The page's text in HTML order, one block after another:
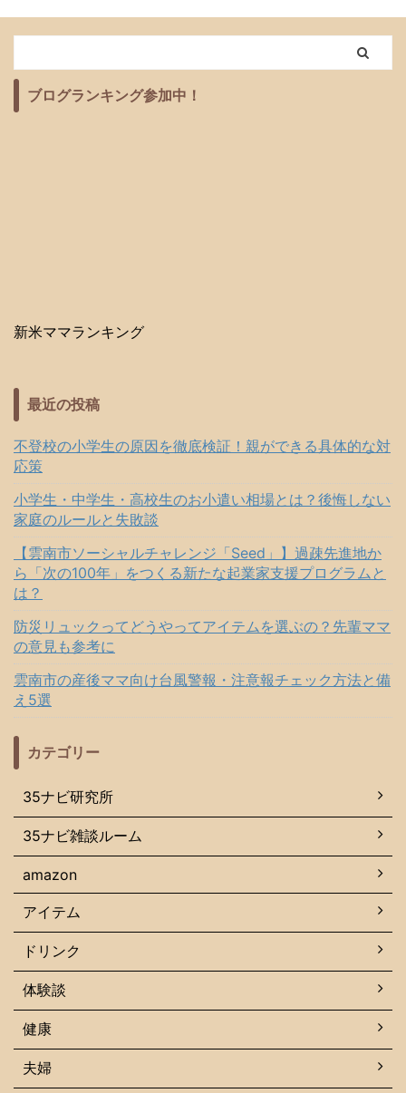
ブログランキング参加中！
新米ママランキング
最近の投稿
不登校の小学生の原因を徹底検証！親ができる具体的な対
応策
小学生・中学生・高校生のお小遣い相場とは？後悔しない
家庭のルールと失敗談
【雲南市ソーシャルチャレンジ「Seed」】過疎先進地か
ら「次の100年」をつくる新たな起業家支援プログラムと
は？
防災リュックってどうやってアイテムを選ぶの？先輩ママ
の意見も参考に
雲南市の産後ママ向け台風警報・注意報チェック方法と備
え5選
カテゴリー
35ナビ研究所
35ナビ雑談ルーム
amazon
アイテム
ドリンク
体験談
健康
夫婦